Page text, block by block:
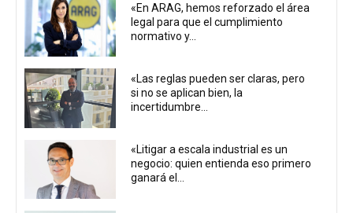
«En ARAG, hemos reforzado el área
legal para que el cumplimiento
normativo y...
«Las reglas pueden ser claras, pero
si no se aplican bien, la
incertidumbre...
«Litigar a escala industrial es un
negocio: quien entienda eso primero
ganará el...